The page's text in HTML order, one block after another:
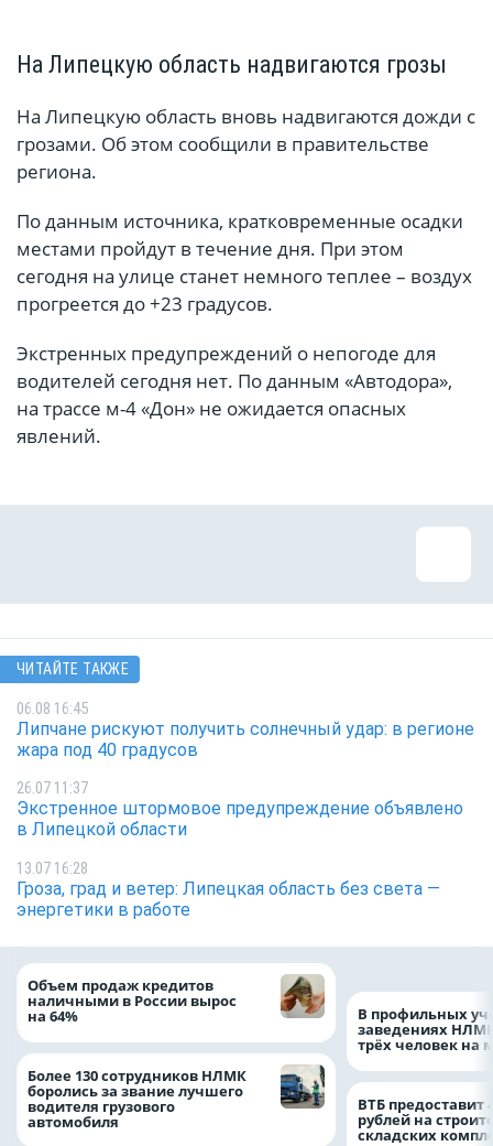
На Липецкую область надвигаются грозы
На Липецкую область вновь надвигаются дожди с
грозами. Об этом сообщили в правительстве
региона.
По данным источника, кратковременные осадки
местами пройдут в течение дня. При этом
сегодня на улице станет немного теплее – воздух
прогреется до +23 градусов.
Экстренных предупреждений о непогоде для
водителей сегодня нет. По данным «Автодора»,
на трассе м-4 «Дон» не ожидается опасных
явлений.
ЧИТАЙТЕ ТАКЖЕ
06.08 16:45
Липчане рискуют получить солнечный удар: в регионе
жара под 40 градусов
26.07 11:37
Экстренное штормовое предупреждение объявлено
в Липецкой области
13.07 16:28
Гроза, град и ветер: Липецкая область без света —
энергетики в работе
Объем продаж кредитов
наличными в России вырос
на 64%
Более 130 сотрудников НЛМК
боролись за звание лучшего
водителя грузового
автомобиля
В профильных
заведениях
трёх человек на
ВТБ предоставит
рублей на
складских